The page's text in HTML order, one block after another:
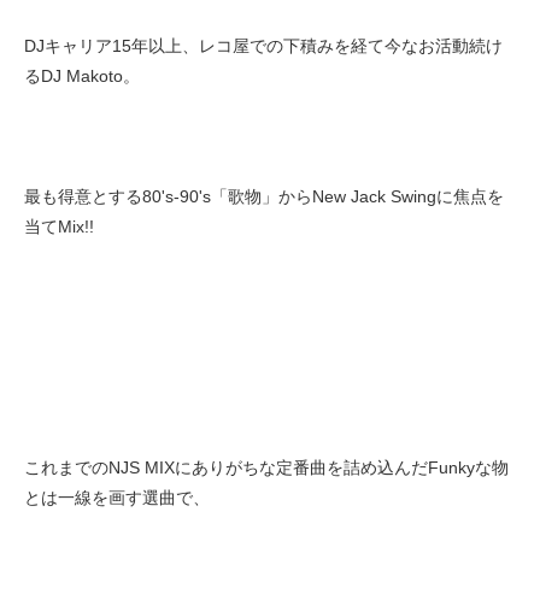
DJキャリア15年以上、レコ屋での下積みを経て今なお活動続け
るDJ Makoto。
最も得意とする80's-90's「歌物」からNew Jack Swingに焦点を
当てMix!!
これまでのNJS MIXにありがちな定番曲を詰め込んだFunkyな物
とは一線を画す選曲で、